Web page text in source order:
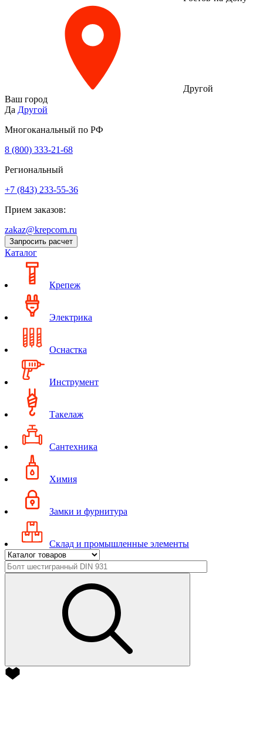
Другой
Ваш город
Да Другой
Многоканальный по РФ
8 (800) 333‑21-68
Региональный
+7 (843) 233-55-36
Прием заказов:
zakaz@krepcom.ru
Запросить расчет
Каталог
Крепеж
Электрика
Оснастка
Инструмент
Такелаж
Сантехника
Химия
Замки и фурнитура
Склад и промышленные элементы